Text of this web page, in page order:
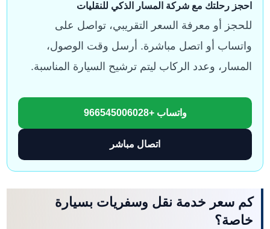
احجز رحلتك مع شركة المسار الذكي للنقليات
للحجز أو معرفة السعر التقريبي، تواصل على
واتساب أو اتصل مباشرة. أرسل وقت الوصول،
المسار، وعدد الركاب ليتم ترشيح السيارة المناسبة.
واتساب +966545006028
اتصال مباشر
كم سعر خدمة نقل وسفريات بسيارة
خاصة؟